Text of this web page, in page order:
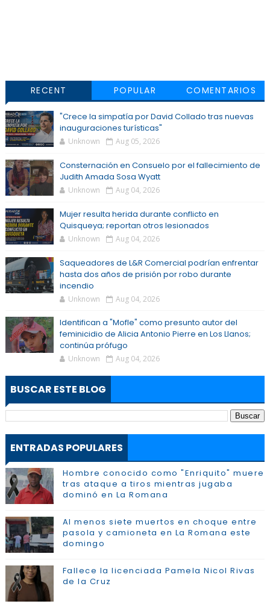
RECENT POPULAR COMENTARIOS
"Crece la simpatía por David Collado tras nuevas
inauguraciones turísticas"
Unknown Aug 05, 2026
Consternación en Consuelo por el fallecimiento de
Judith Amada Sosa Wyatt
Unknown Aug 04, 2026
Mujer resulta herida durante conflicto en
Quisqueya; reportan otros lesionados
Unknown Aug 04, 2026
Saqueadores de L&R Comercial podrían enfrentar
hasta dos años de prisión por robo durante
incendio
Unknown Aug 04, 2026
Identifican a "Mofle" como presunto autor del
feminicidio de Alicia Antonio Pierre en Los Llanos;
continúa prófugo
Unknown Aug 04, 2026
BUSCAR ESTE BLOG
ENTRADAS POPULARES
Hombre conocido como "Enriquito" muere
tras ataque a tiros mientras jugaba
dominó en La Romana
Al menos siete muertos en choque entre
pasola y camioneta en La Romana este
domingo
Fallece la licenciada Pamela Nicol Rivas
de la Cruz